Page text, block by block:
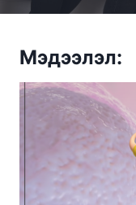
Мэдээлэл: